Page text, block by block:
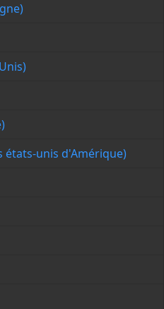
états-unis d'Amérique)